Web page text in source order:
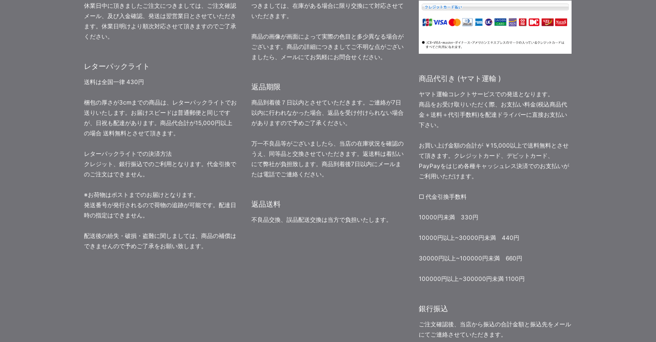
休業日中に頂きましたご注文につきましては、ご注文確認
メール、及び入金確認、発送は翌営業日とさせていただき
ます。休業日明けより順次対応させて頂きますのでご了承
ください。
レターパックライト
送料は全国一律 430円
梱包の厚さが3cmまでの商品は、レターパックライトでお
送りいたします。お届けスピードは普通郵便と同じです
が、日祝も配達があります。商品代合計が15,000円以上
の場合 送料無料とさせて頂きます。
レターパックライトでの決済方法
クレジット、銀行振込でのご利用となります。代金引換で
のご注文はできません。
※お荷物はポストまでのお届けとなります。
発送番号が発行されるので荷物の追跡が可能です。配達日
時の指定はできません。
配送後の紛失・破損・盗難に関しましては、商品の補償は
できませんので予めご了承をお願い致します。
つきましては、在庫がある場合に限り交換にて対応させて
いただきます。
商品の画像が画面によって実際の色目と多少異なる場合が
ございます。商品の詳細につきましてご不明な点がござい
ましたら、メールにてお気軽にお問合せください。
返品期限
商品到着後７日以内とさせていただきます。ご連絡が7日
以内に行われなかった場合、返品を受け付けられない場合
がありますので予めご了承ください。
万一不良品等がございましたら、当店の在庫状況を確認の
うえ、同等品と交換させていただきます。返送料は着払い
にて弊社が負担致します。商品到着後7日以内にメールま
たは電話でご連絡ください。
返品送料
不良品交換、誤品配送交換は当方で負担いたします。
商品代引き (ヤマト運輸 )
ヤマト運輸コレクトサービスでの発送となります。
商品をお受け取りいただく際、お支払い料金(税込商品代
金＋送料＋代引手数料)を配達ドライバーに直接お支払い
下さい。
お買い上げ金額の合計が ￥15,000以上で送料無料とさせ
て頂きます。クレジットカード、デビットカード、
PayPayをはじめ各種キャッシュレス決済でのお支払いが
ご利用いただけます。
□ 代金引換手数料
10000円未満 330円
10000円以上~30000円未満 440円
30000円以上~100000円未満 660円
100000円以上~300000円未満 1100円
銀行振込
ご注文確認後、当店から振込の合計金額と振込先をメール
にてご連絡させていただきます。